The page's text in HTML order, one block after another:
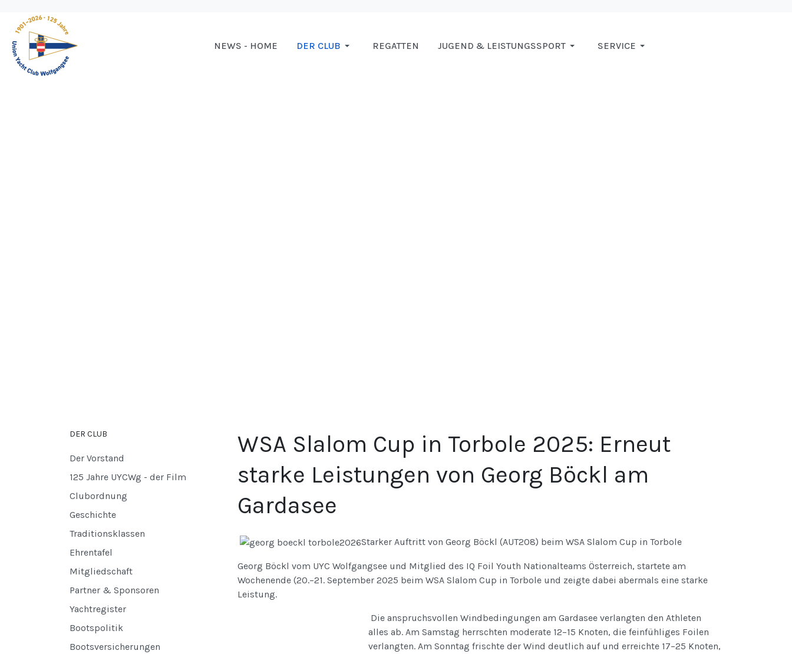
NEWS - HOME DER CLUB REGATTEN JUGEND & LEISTUNGSSPORT SERVICE
WSA Slalom Cup in Torbole 2025: Erneut
starke Leistungen von Georg Böckl am
Gardasee
Starker Auftritt von Georg Böckl (AUT208) beim WSA Slalom Cup in Torbole
Georg Böckl vom UYC Wolfgangsee und Mitglied des IQ Foil Youth Nationalteams Österreich, startete am
Wochenende (20.–21. September 2025 beim WSA Slalom Cup in Torbole und zeigte dabei abermals eine starke
Leistung.
Die anspruchsvollen Windbedingungen am Gardasee verlangten den Athleten
alles ab. Am Samstag herrschten moderate 12–15 Knoten, die feinfühliges Foilen
verlangten. Am Sonntag frischte der Wind deutlich auf und erreichte 17–25 Knoten,
DER CLUB
Der Vorstand
125 Jahre UYCWg - der Film
Clubordnung
Geschichte
Traditionsklassen
Ehrentafel
Mitgliedschaft
Partner & Sponsoren
Yachtregister
Bootspolitik
Bootsversicherungen